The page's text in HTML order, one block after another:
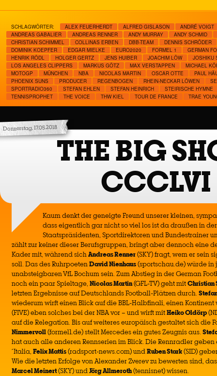
SCHLAGWÖRTER: ALEX FEUERHERDT ALFRED GISLASON
ANDRÉ VOIGT
ANDREAS GABALIER
ANDREAS RENNER ANDY MURRAY
ANDY SCHMID
CHRISTIAN SCHIMMEL
COLLINAS ERBEN DBB-TEAM
DENNIS SCHRÖDER
DOMINIK KOEPFER
EDGAR MIELKE EURO2020 FORMEL 1
GERMAN
HENRIK RÖDL
HOLGER GERTZ JENS HUIBER JOACHIM LÖW
JOSHIKU
LOS ANGELES CLIPPERS
MARKUS GÖTZ MAX VERSTAPPEN
MICHAEL
MOTOGP
MÜNCHEN NBA NICOLAS MARTIN OSCAR OTTE
PAUL
PHOENIX SUNS
PRODUCER REGENBOGEN RHEIN-NECKAR LÖWEN
SPORTRADIO360
STEFAN EHLEN STEFAN HEINRICH
STEIRISCHE HYMNE
TENNISPROPHET
THE VOICE THW KIEL TOUR DE FRANCE TRAE
Donnerstag, 17.05.2018
THE BIG
CCCLVI
Kaum denkt der geneigte Freund unserer kleinen,
dass eigentlich gar nicht so viel los ist da draußen in
Staatspräsidenten, Sportdirektoren und Bundestrainer
zählt zur keiner dieser Berufsgruppen, bringt aber dennoch eine
Kader mit, während sichAndreas Renner(SKY) fragt, wem er sein
soll. Das des RuhrpoetenDavid Nienhaus(sportschau.de) würde in
unabsteigbaren VfL Bochum sein. Zum Abstieg in der German
noch ein paar Spieltage, Nicolas Martin(GFL-TV) geht mitChristian
letzten Ergebnisse auf Deutschlands Football-Plätzen durch.
wiederum wirft einen Blick auf die BBL-Halbfinali, einen
(FIVE) eben solches bei der NBA vor – und wirft mitHeiko Oldörp
auf die Relegation. Bis auf weiteres europäisch gestaltet sich die
Nimmervoll(formel1.de) stellt Mercedes ein gutes Zeugnis aus.
hat auch alle anderen Rennserien im Blick. Die Rennradler
´Italia, Felix Mattis(radsport-news.com) undRuben Stark(SID)
Wie die letzten Erfolge von Alexander Zverev zu bewerten sind,
Marcel Meinert(SKY) undJörg Allmeroth(tennisnet) wissen.